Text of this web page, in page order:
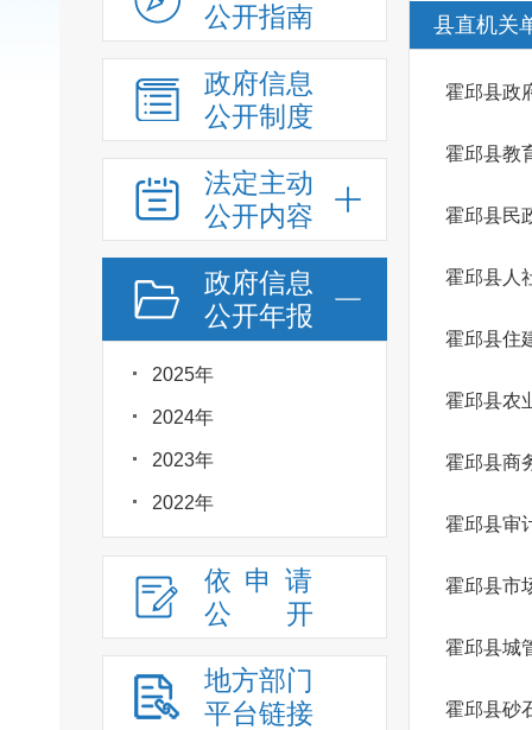
公开指南
政府信息
公开制度
法定主动
公开内容
政府信息
公开年报
2025年
2024年
2023年
2022年
依申请
公
开
地方部门
平台链接
县直机关
霍邱县政
霍邱县教
霍邱县民
霍邱县人
霍邱县住
霍邱县商
霍邱县审
霍邱县市
霍邱县城
霍邱县砂